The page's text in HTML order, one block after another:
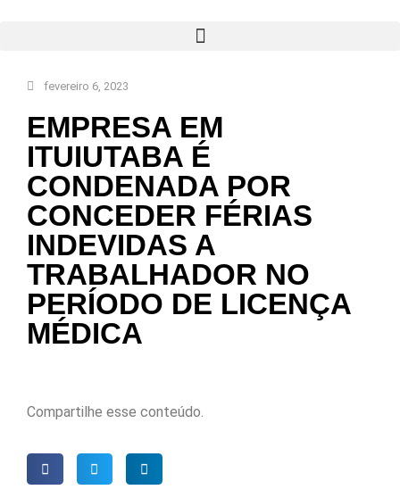
fevereiro 6, 2023
EMPRESA EM
ITUIUTABA É
CONDENADA POR
CONCEDER FÉRIAS
INDEVIDAS A
TRABALHADOR NO
PERÍODO DE LICENÇA
MÉDICA
Compartilhe esse conteúdo.